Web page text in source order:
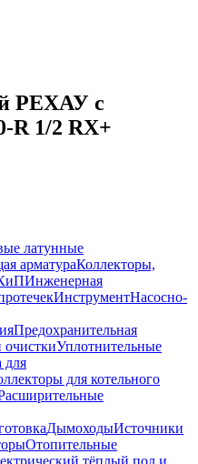
РЕХАУ с
R 1/2 RX+
латунные
арматураКоллекторы,
Инженерная
ИнструментНасосно-
Предохранительная
Уплотнительные
для
для котельного
ДымоходыИсточники
Отопительные
тёплый пол и